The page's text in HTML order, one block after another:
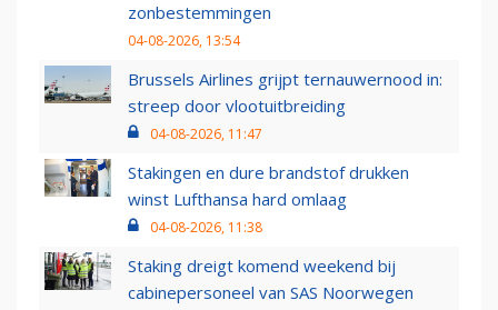
zonbestemmingen
04-08-2026, 13:54
Brussels Airlines grijpt ternauwernood in:
streep door vlootuitbreiding
04-08-2026, 11:47
Stakingen en dure brandstof drukken
winst Lufthansa hard omlaag
04-08-2026, 11:38
Staking dreigt komend weekend bij
cabinepersoneel van SAS Noorwegen